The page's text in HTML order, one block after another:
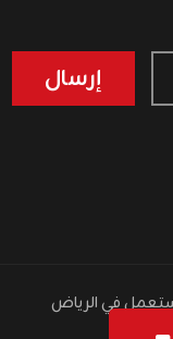
إرسال
في الرياض